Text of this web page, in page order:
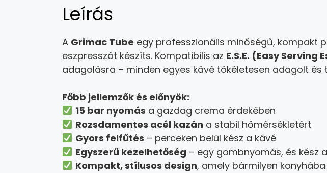
Leírás
A Grimac Tube egy professzionális minőségű, kompakt
eszpresszót készíts. Kompatibilis az E.S.E. (Easy
adagolásra – minden egyes kávé tökéletesen adagolt és
Főbb jellemzők és előnyök:
15 bar nyomás a gazdag crema érdekében
Rozsdamentes acél kazán a stabil hőmérsékletért
Gyors felfűtés – perceken belül kész a kávé
Egyszerű kezelhetőség – egy gombnyomás, és kész
Kompakt, stílusos design, amely bármilyen konyhába